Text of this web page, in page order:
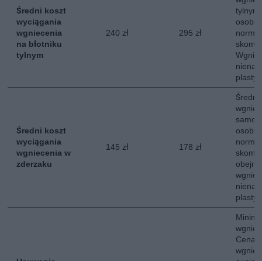
Średni koszt
wyciągania
wgniecenia
na błotniku
tylnym
240 zł 295 zł
tylnym
Średni koszt
wyciągania
wgniecenia w
zderzaku
145 zł 178 zł
Średni
Cena